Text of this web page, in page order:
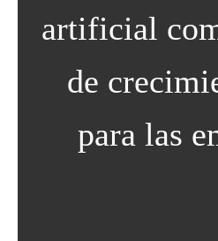
artificial
de
para las